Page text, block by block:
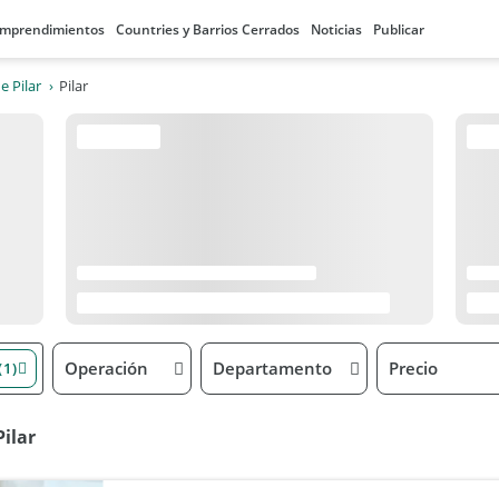
Countries y Barrios Cerrados Noticias Publicar
Pilar Pilar
Operación Departamento Precio